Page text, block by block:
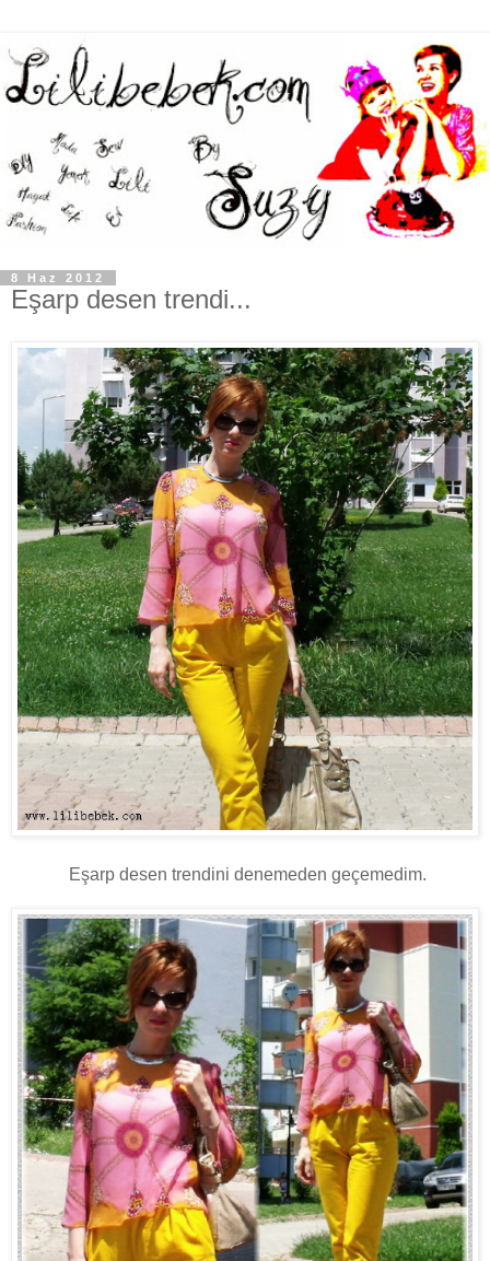
8 Haz 2012
Eşarp desen trendi...
Eşarp desen trendini denemeden geçemedim.